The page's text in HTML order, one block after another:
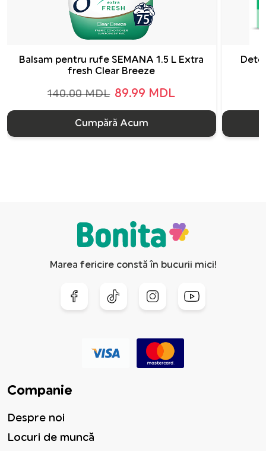
Balsam pentru rufe SEMANA 1.5 L Extra
fresh Clear Breeze
140.00 MDL 89.99 MDL
Cumpără Acum
Marea fericire constă în bucurii mici!
Companie
Despre noi
Locuri de muncă